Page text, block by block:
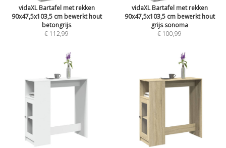
vidaXL Bartafel met rekken
90x47,5x103,5 cm bewerkt hout
betongrijs
€ 112,99
vidaXL Bartafel met rekken
90x47,5x103,5 cm bewerkt hout
grijs sonoma
€ 100,99